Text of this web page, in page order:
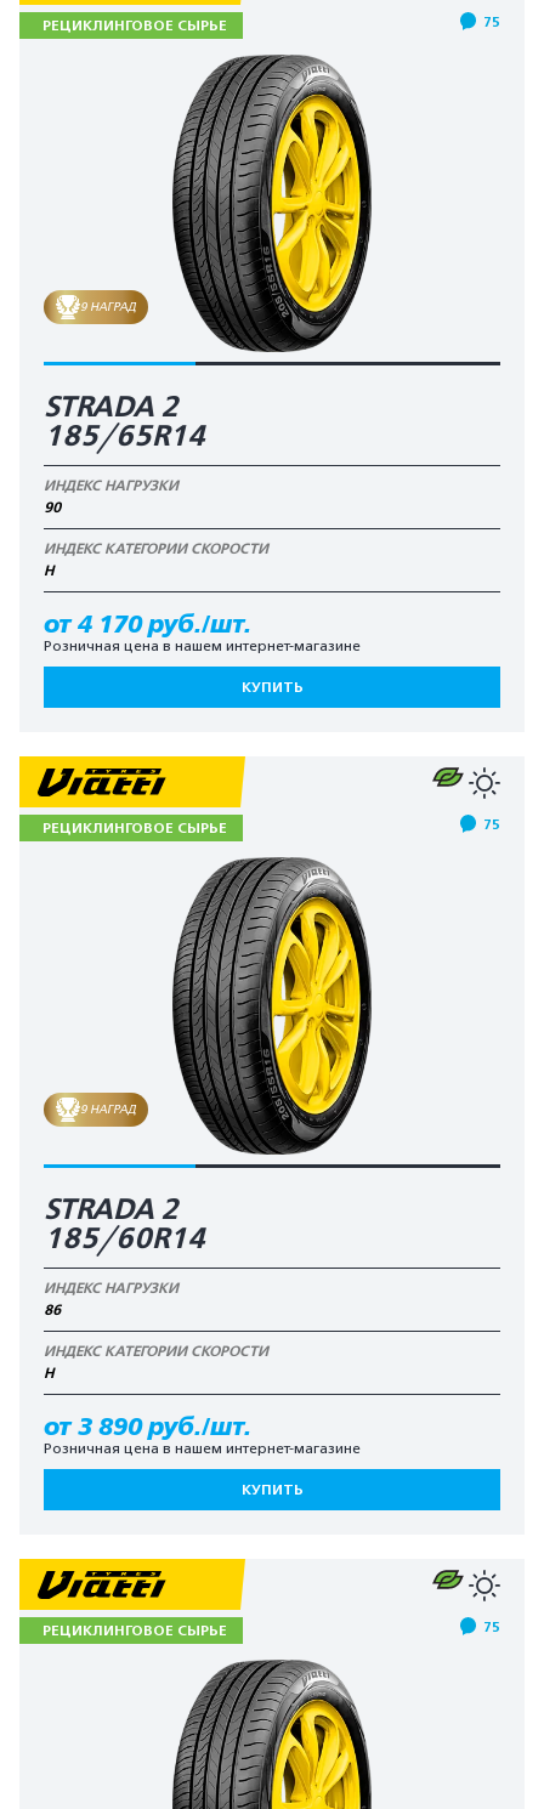
РЕЦИКЛИНГОВОЕ СЫРЬЕ 75
9 НАГРАД
STRADA 2
185/65R14
ИНДЕКС НАГРУЗКИ
90
ИНДЕКС КАТЕГОРИИ СКОРОСТИ
H
от 4 170 руб./шт.
Розничная цена в нашем интернет-магазине
КУПИТЬ
РЕЦИКЛИНГОВОЕ СЫРЬЕ 75
9 НАГРАД
STRADA 2
185/60R14
ИНДЕКС НАГРУЗКИ
86
ИНДЕКС КАТЕГОРИИ СКОРОСТИ
H
от 3 890 руб./шт.
Розничная цена в нашем интернет-магазине
КУПИТЬ
РЕЦИКЛИНГОВОЕ СЫРЬЕ 75